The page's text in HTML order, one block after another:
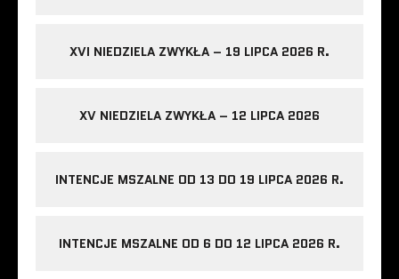
XVI NIEDZIELA ZWYKŁA – 19 LIPCA 2026 R.
XV NIEDZIELA ZWYKŁA – 12 LIPCA 2026
INTENCJE MSZALNE OD 13 DO 19 LIPCA 2026 R.
INTENCJE MSZALNE OD 6 DO 12 LIPCA 2026 R.